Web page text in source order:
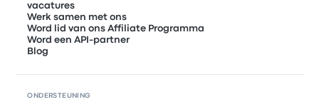
vacatures
Werk samen met ons
Word lid van ons Affiliate Programma
Word een API-partner
Blog
ONDERSTEUNING